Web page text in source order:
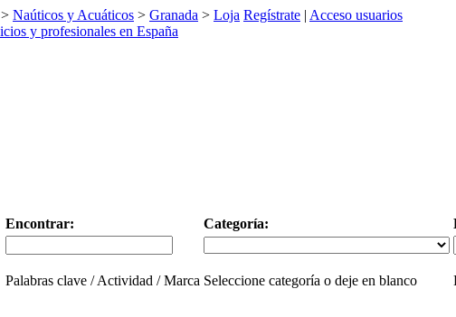
> Naúticos y Acuáticos > Granada > Loja Regístrate | Acceso usuarios
Encontrar: Categoría:
Palabras clave / Actividad / Marca Seleccione categoría o deje en blanco